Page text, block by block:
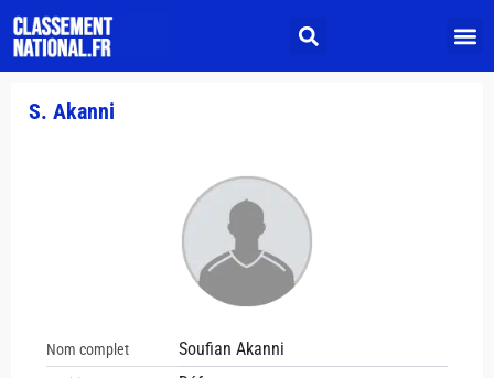
S. Akanni
Nom complet Soufian Akanni